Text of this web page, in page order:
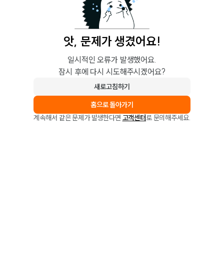
앗, 문제가 생겼어요!
일시적인 오류가 발생했어요.
잠시 후에 다시 시도해주시겠어요?
새로고침하기
홈으로 돌아가기
계속해서 같은 문제가 발생한다면 고객센터로 문의해주세요.